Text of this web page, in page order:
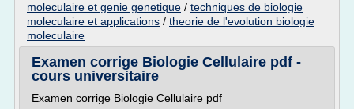
moleculaire et genie genetique / techniques de biologie
moleculaire et applications / theorie de l'evolution biologie
moleculaire
Examen corrige Biologie Cellulaire pdf -
cours universitaire
Examen corrige Biologie Cellulaire pdf